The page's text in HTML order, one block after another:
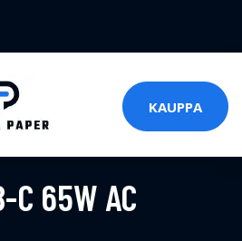
KAUPPA
C 65W AC